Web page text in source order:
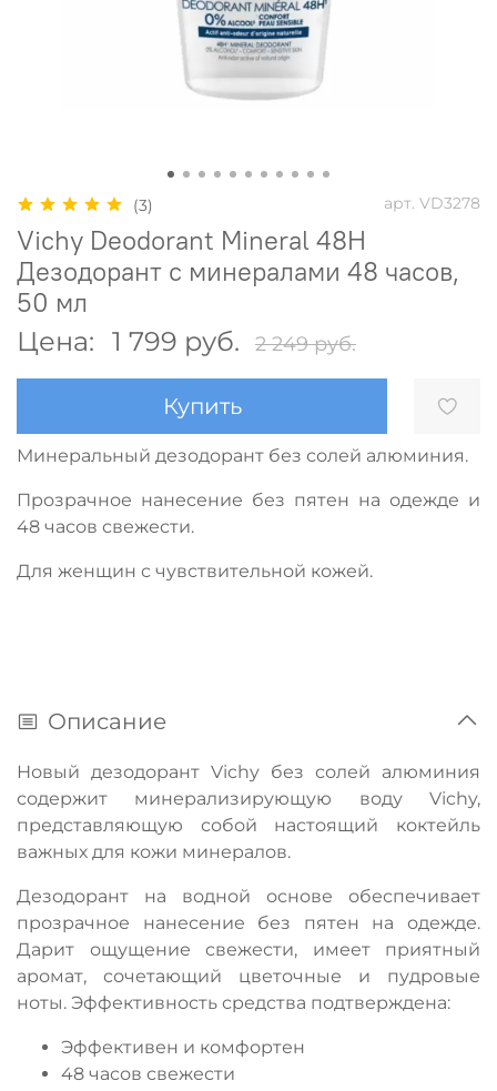
(3) арт. VD3278
Vichy Deodorant Mineral 48H
Дезодорант с минералами 48 часов,
50 мл
Цена: 1 799 руб. 2 249 руб.
Купить
Минеральный дезодорант без солей алюминия.
Прозрачное нанесение без пятен на одежде и
48 часов свежести.
Для женщин с чувствительной кожей.
Описание
Новый дезодорант Vichy без солей алюминия
содержит минерализирующую воду Vichy,
представляющую собой настоящий коктейль
важных для кожи минералов.
Дезодорант на водной основе обеспечивает
прозрачное нанесение без пятен на одежде.
Дарит ощущение свежести, имеет приятный
аромат, сочетающий цветочные и пудровые
ноты. Эффективность средства подтверждена:
Эффективен и комфортен
48 часов свежести